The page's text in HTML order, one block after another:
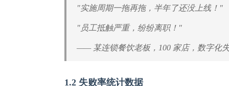
"实施周期一拖再拖，半年了还没上线！"
"员工抵触严重，纷纷离职！"
—— 某连锁餐饮老板，100 家店，数字化
1.2 失败率统计数据